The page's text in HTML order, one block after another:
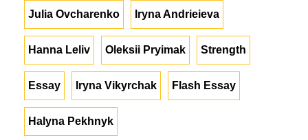
Julia Ovcharenko Iryna Andrieieva
Hanna Leliv Oleksii Pryimak Strength
Essay Iryna Vikyrchak Flash Essay
Halyna Pekhnyk